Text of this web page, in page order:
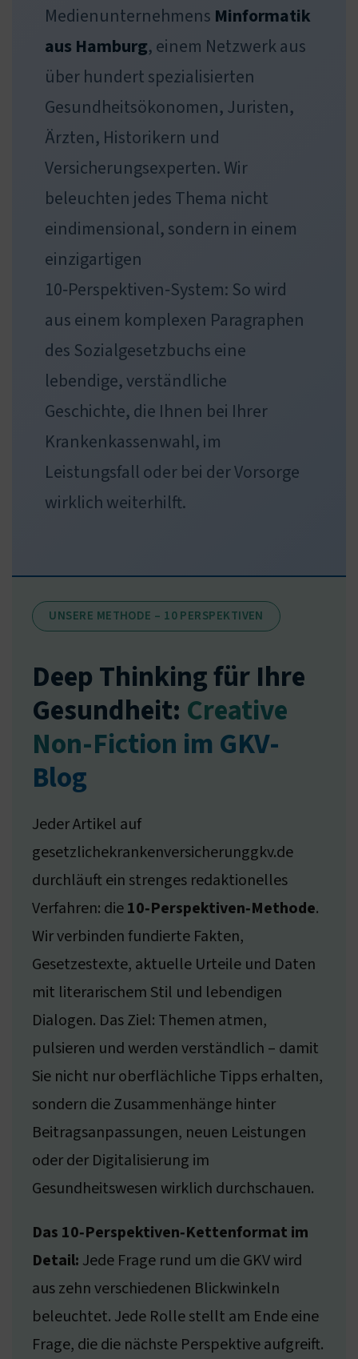
Medienunternehmens Minformatik
aus Hamburg, einem Netzwerk aus
über hundert spezialisierten
Gesundheitsökonomen, Juristen,
Ärzten, Historikern und
Versicherungsexperten. Wir
beleuchten jedes Thema nicht
eindimensional, sondern in einem
einzigartigen
10‑Perspektiven‑System: So wird
aus einem komplexen Paragraphen
des Sozialgesetzbuchs eine
lebendige, verständliche
Geschichte, die Ihnen bei Ihrer
Krankenkassenwahl, im
Leistungsfall oder bei der Vorsorge
wirklich weiterhilft.
UNSERE METHODE – 10 PERSPEKTIVEN
Deep Thinking für Ihre
Gesundheit: Creative
Non-Fiction im GKV-
Blog
Jeder Artikel auf
gesetzlichekrankenversicherunggkv.de
durchläuft ein strenges redaktionelles
Verfahren: die10‑Perspektiven‑Methode.
Wir verbinden fundierte Fakten,
Gesetzestexte, aktuelle Urteile und Daten
mit literarischem Stil und lebendigen
Dialogen. Das Ziel: Themen atmen,
pulsieren und werden verständlich – damit
Sie nicht nur oberflächliche Tipps erhalten,
sondern die Zusammenhänge hinter
Beitragsanpassungen, neuen Leistungen
oder der Digitalisierung im
Gesundheitswesen wirklich durchschauen.
Das 10‑Perspektiven‑Kettenformat im
Detail: Jede Frage rund um die GKV wird
aus zehn verschiedenen Blickwinkeln
beleuchtet. Jede Rolle stellt am Ende eine
Frage, die die nächste Perspektive aufgreift.